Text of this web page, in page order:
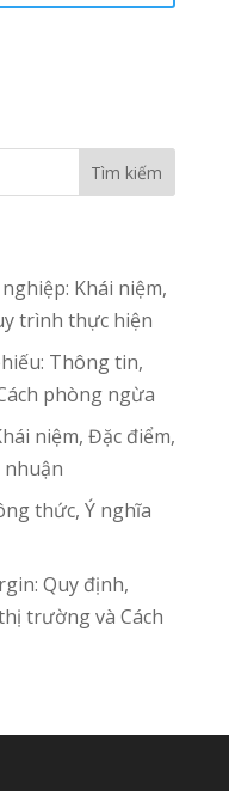
Tìm kiếm
Khái niệm,
trình thực hiện
Thông tin,
phòng ngừa
niệm, Đặc điểm,
nhuận
thức, Ý nghĩa
Quy định,
trường và Cách